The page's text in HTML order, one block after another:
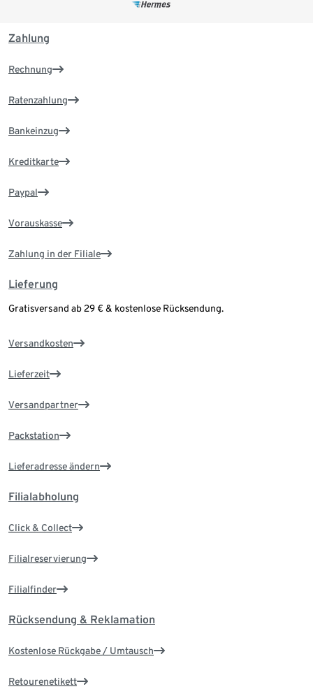
Zahlung
Rechnung
Ratenzahlung
Bankeinzug
Kreditkarte
Paypal
Vorauskasse
Zahlung in der Filiale
Lieferung
Gratisversand ab 29 € & kostenlose Rücksendung.
Versandkosten
Lieferzeit
Versandpartner
Packstation
Lieferadresse ändern
Filialabholung
Click & Collect
Filialreservierung
Filialfinder
Rücksendung & Reklamation
Kostenlose Rückgabe / Umtausch
Retourenetikett